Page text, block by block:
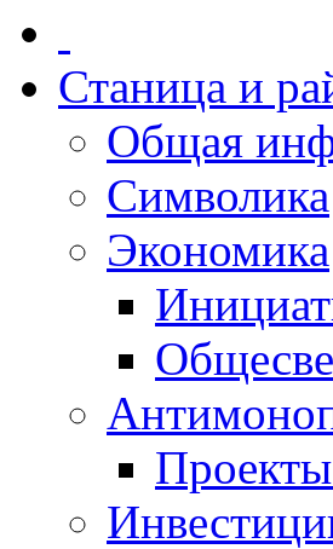
Станица и
Общая
Символика
Экономика